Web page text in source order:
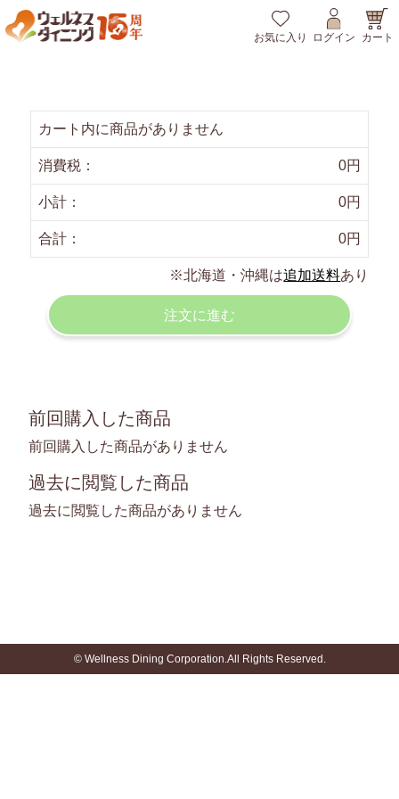
お気に入り ログイン カート
カート内に商品がありません
消費税： 0円
小計： 0円
合計： 0円
※北海道・沖縄は追加送料あり
前回購入した商品
前回購入した商品がありません
過去に閲覧した商品
過去に閲覧した商品がありません
© Wellness Dining Corporation.All Rights Reserved.